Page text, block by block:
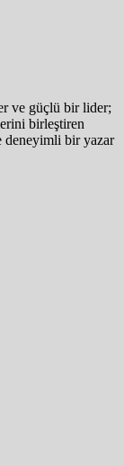
ve güçlü bir lider;
birleştiren
deneyimli bir yazar